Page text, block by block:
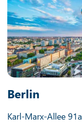
Berlin
Karl-Marx-Allee 91a